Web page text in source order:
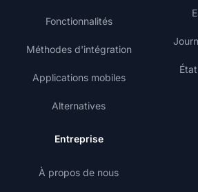
Fonctionnalités
Méthodes d'intégration
Applications mobiles
Alternatives
Entreprise
À propos de nous